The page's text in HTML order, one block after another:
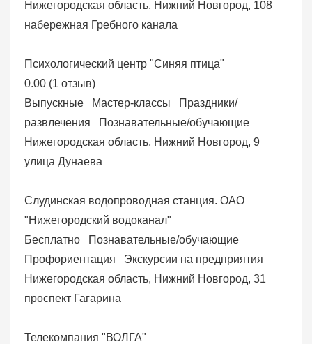
Нижегородская область, Нижний Новгород, 108
набережная Гребного канала
Психологический центр "Синяя птица"
0.00 (1 отзыв)
Выпускные
Мастер-классы
Праздники/
развлечения
Познавательные/обучающие
Нижегородская область, Нижний Новгород, 9
улица Дунаева
Слудинская водопроводная станция. ОАО
"Нижегородский водоканал"
Бесплатно
Познавательные/обучающие
Профориентация
Экскурсии на предприятия
Нижегородская область, Нижний Новгород, 31
проспект Гагарина
Телекомпания "ВОЛГА"